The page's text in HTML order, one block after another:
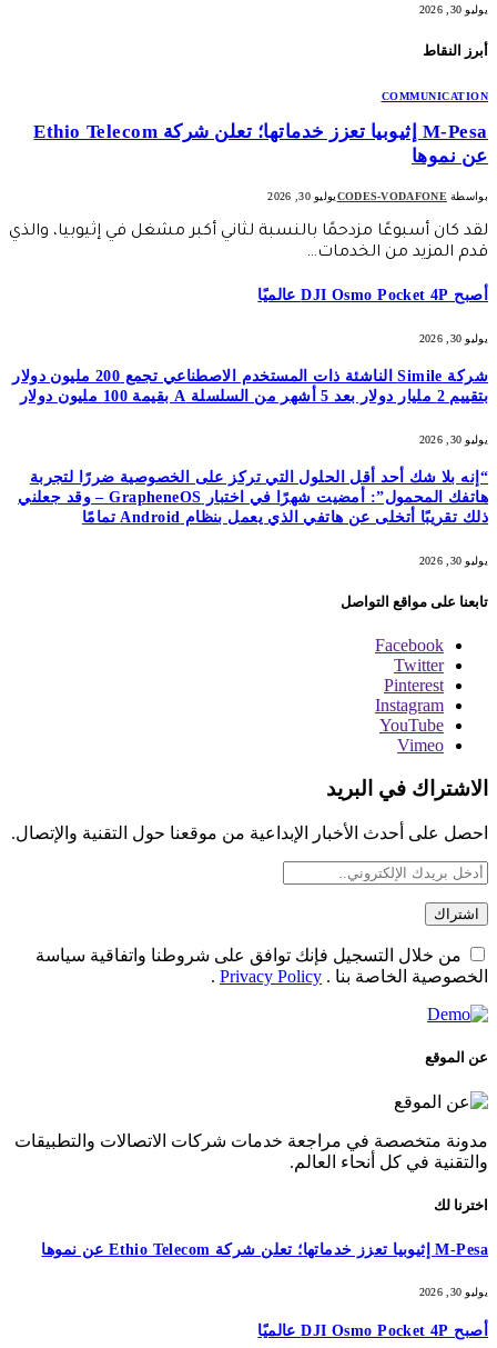
يوليو 30, 2026
أبرز النقاط
COMMUNICATION
M-Pesa إثيوبيا تعزز خدماتها؛ تعلن شركة Ethio Telecom
عن نموها
بواسطة CODES-VODAFONEيوليو 30, 2026
لقد كان أسبوعًا مزدحمًا بالنسبة لثاني أكبر مشغل في إثيوبيا، والذي
قدم المزيد من الخدمات…
أصبح DJI Osmo Pocket 4P عالميًا
يوليو 30, 2026
شركة Simile الناشئة ذات المستخدم الاصطناعي تجمع 200 مليون دولار
بتقييم 2 مليار دولار بعد 5 أشهر من السلسلة A بقيمة 100 مليون دولار
يوليو 30, 2026
“إنه بلا شك أحد أقل الحلول التي تركز على الخصوصية ضررًا لتجربة
هاتفك المحمول”: أمضيت شهرًا في اختبار GrapheneOS – وقد جعلني
ذلك تقريبًا أتخلى عن هاتفي الذي يعمل بنظام Android تمامًا
يوليو 30, 2026
تابعنا على مواقع التواصل
Facebook
Twitter
Pinterest
Instagram
YouTube
Vimeo
الاشتراك في البريد
احصل على أحدث الأخبار الإبداعية من موقعنا حول التقنية والإتصال.
من خلال التسجيل فإنك توافق على شروطنا واتفاقية سياسة
الخصوصية الخاصة بنا . Privacy Policy
.
عن الموقع
مدونة متخصصة في مراجعة خدمات شركات الاتصالات والتطبيقات
والتقنية في كل أنحاء العالم.
اخترنا لك
M-Pesa إثيوبيا تعزز خدماتها؛ تعلن شركة Ethio Telecom عن نموها
يوليو 30, 2026
أصبح DJI Osmo Pocket 4P عالميًا